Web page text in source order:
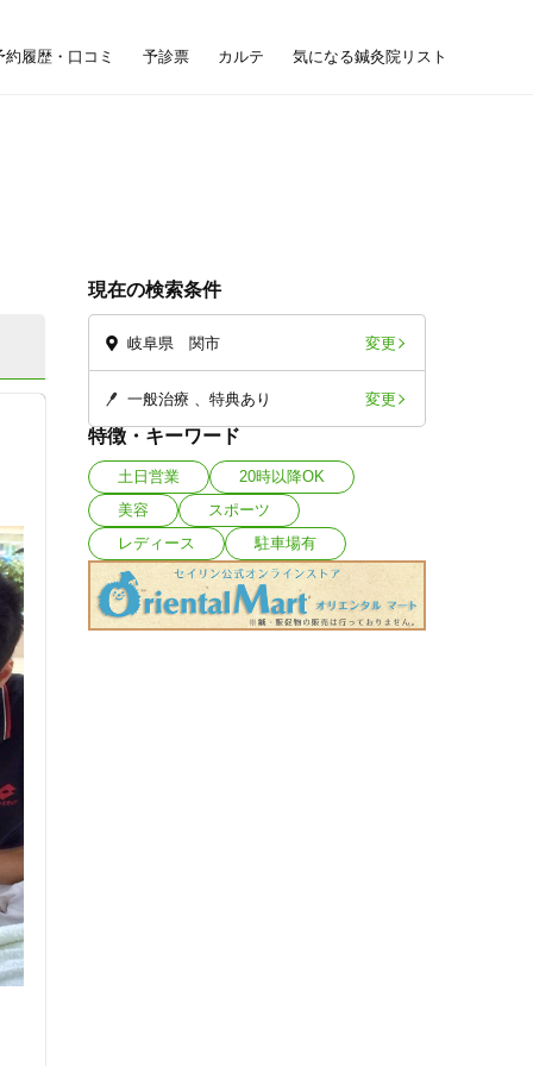
約履歴・口コミ 予診票 カルテ 気になる鍼灸院リスト
現在の検索条件
岐阜県 関市 変更
一般治療 特典あり 変更
特徴・キーワード
土日営業
20時以降OK
美容
スポーツ
レディース
駐車場有